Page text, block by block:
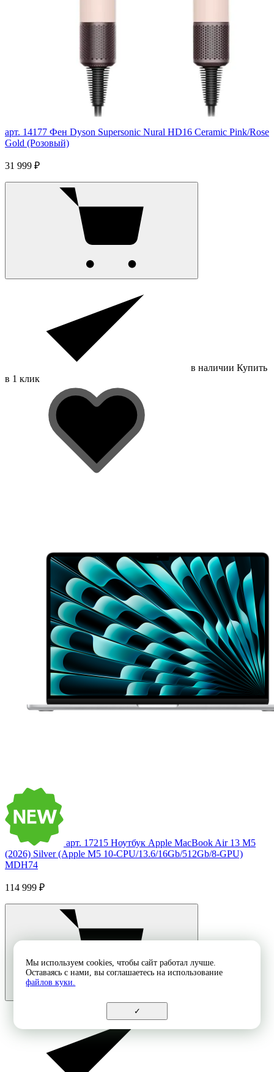
арт. 14177 Фен Dyson Supersonic Nural HD16 Ceramic Pink/Rose
Gold (Розовый)
31 999 ₽
в наличии Купить
в 1 клик
арт. 17215 Ноутбук Apple MacBook Air 13 M5
(2026) Silver (Apple M5 10-CPU/13.6/16Gb/512Gb/8-GPU)
MDH74
114 999 ₽
Мы используем cookies, чтобы сайт работал лучше.
Оставаясь с нами, вы соглашаетесь на использование
файлов куки.
✓